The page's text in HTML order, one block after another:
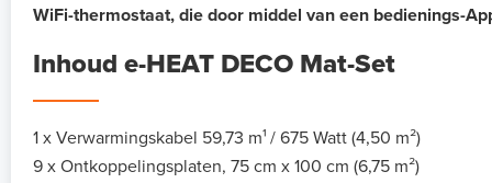
WiFi-thermostaat, die door middel van een bedienings-
Inhoud e-HEAT DECO Mat-Set
1 x Verwarmingskabel 59,73 m¹ / 675 Watt (4,50 m²)
9 x Ontkoppelingsplaten, 75 cm x 100 cm (6,75 m²)